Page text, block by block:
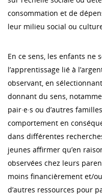
consommation et de
leur milieu social ou
En ce sens, les enfants ne
l’apprentissage lié à
observant, en
donnant du sens,
pair·e·s ou d’autres
comportement en
dans différentes
jeunes affirmer qu’en
observées chez leurs
moins financièrement et/
d’autres ressources pour